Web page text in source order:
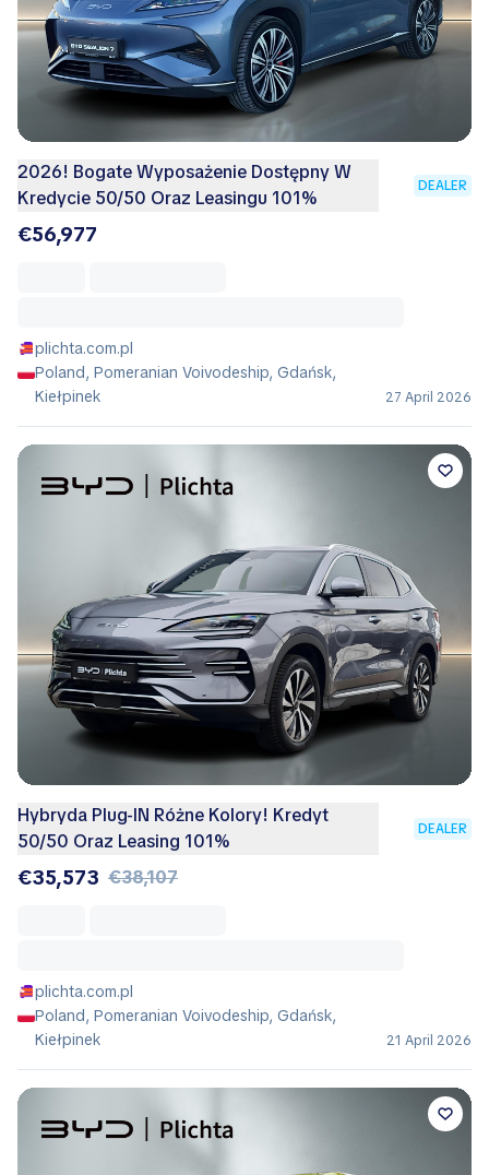
2026! Bogate Wyposażenie Dostępny W
Kredycie 50/50 Oraz Leasingu 101%
DEALER
€56,977
plichta.com.pl
Poland, Pomeranian Voivodeship, Gdańsk,
Kiełpinek
27 April 2026
Hybryda Plug-IN Różne Kolory! Kredyt
50/50 Oraz Leasing 101%
DEALER
€35,573 €38,107
plichta.com.pl
Poland, Pomeranian Voivodeship, Gdańsk,
Kiełpinek
21 April 2026